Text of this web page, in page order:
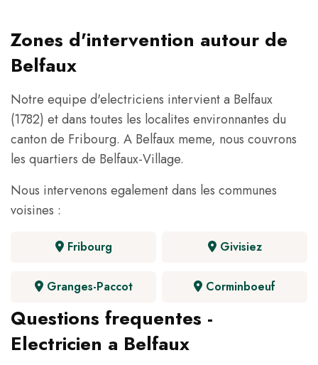
Zones d'intervention autour de
Belfaux
Notre equipe d'electriciens intervient a Belfaux
(1782) et dans toutes les localites environnantes du
canton de Fribourg. A Belfaux meme, nous couvrons
les quartiers de Belfaux-Village.
Nous intervenons egalement dans les communes
voisines :
Fribourg Givisiez
Granges-Paccot Corminboeuf
Questions frequentes -
Electricien a Belfaux